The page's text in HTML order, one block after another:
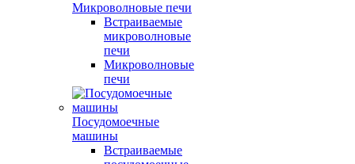
Микроволновые печи
Встраиваемые
микроволновые
печи
Микроволновые
печи
Посудомоечные
машины
Встраиваемые